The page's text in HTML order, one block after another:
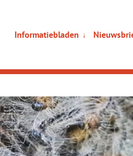
Informatiebladen ↓ Sub